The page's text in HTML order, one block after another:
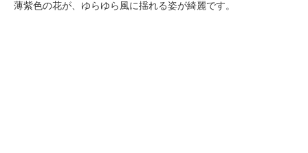
薄紫色の花が、ゆらゆら風に揺れる姿が綺麗です。